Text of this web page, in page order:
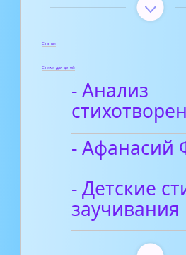
Статьи
Стихи для детей
- Анализ
- Афанасий
- Детские
заучивания